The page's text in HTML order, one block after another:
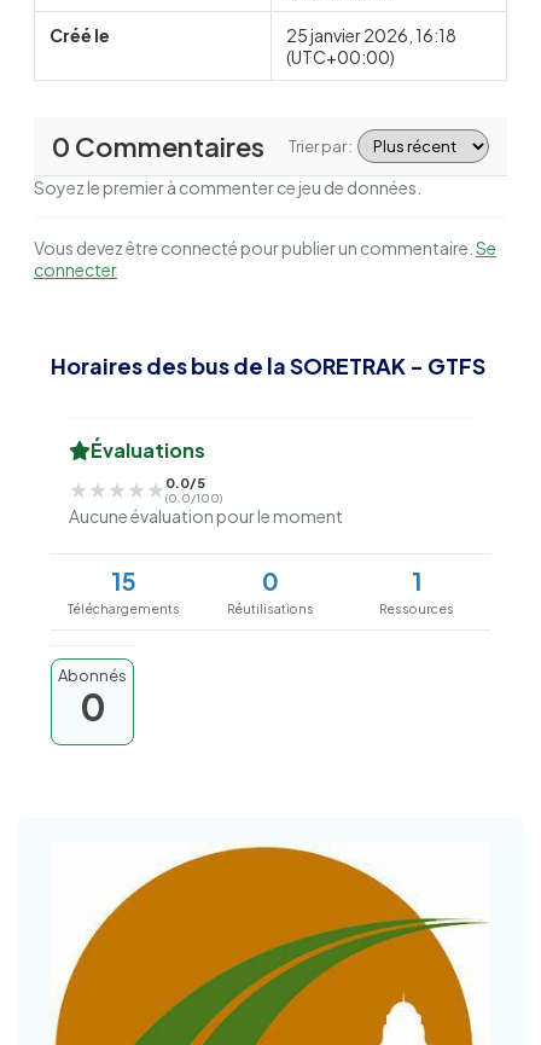
Créé le
25 janvier 2026, 16:18
(UTC+00:00)
0 Commentaires Trier par :
Soyez le premier à commenter ce jeu de données.
Vous devez être connecté pour publier un commentaire. Se
connecter
Horaires des bus de la SORETRAK - GTFS
Évaluations
★★★★★
★★★★★ 0.0/5
(0.0/100)
Aucune évaluation pour le moment
15
Téléchargements
0
Réutilisations
1
Ressources
Abonnés
0